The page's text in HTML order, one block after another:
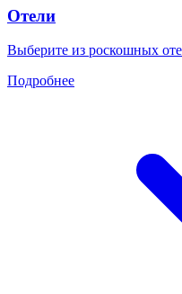
Отели
Выберите из роскошных
Подробнее